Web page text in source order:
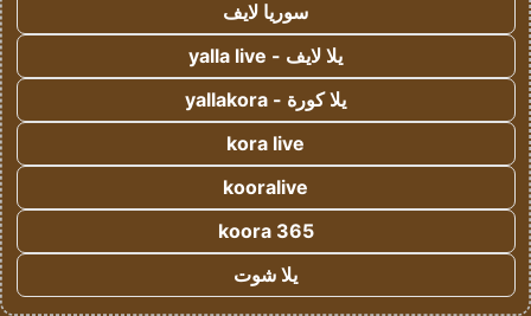
سوريا لايف
يلا لايف - yalla live
يلا كورة - yallakora
kora live
kooralive
koora 365
يلا شوت